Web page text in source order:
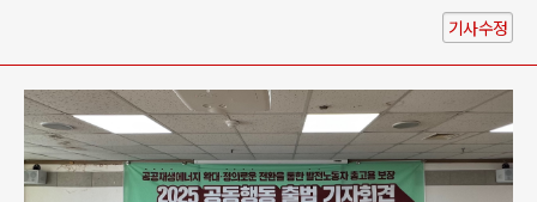
기사수정